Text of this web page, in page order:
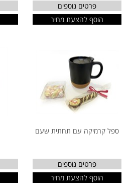
פרטים נוספים
הוסף להצעת מחיר
ספל קרמיקה עם תחתית שעם
פרטים נוספים
הוסף להצעת מחיר